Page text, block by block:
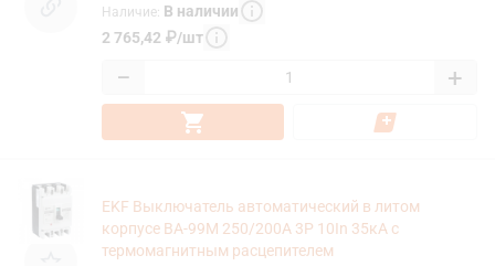
Наличие: В наличии
2 765,42 ₽/шт
− +
EKF Выключатель автоматический в литом
корпусе ВА-99М 250/200А 3P 10In 35кА с
термомагнитным расцепителем